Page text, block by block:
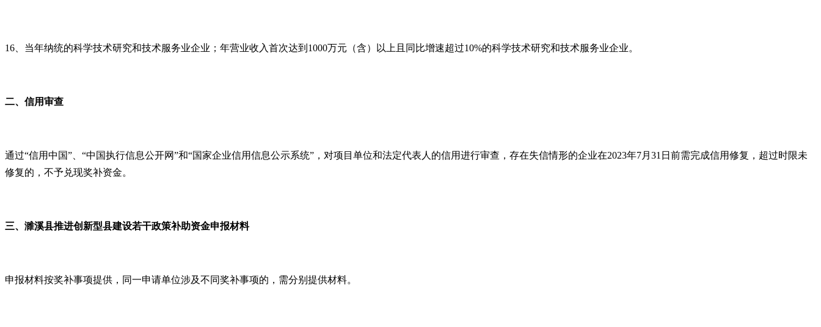
16 、当年纳统的科学技术研究和技术服务业企业；年营业收入首次达到 1000万元（含）以上且同比增速超过10%的科学技术研究和技术服务业企业。
二、信用审查
通过“信用中国”、“中国执行信息公开网”和“国家企业信用信息公示系统”，对项目单位和法定代表人的信用进行审查，存在失信情形的企业在2023年7月 31 日前需完成信用修复，超过时限未
修复的，不予兑现奖补资金。
三、濉溪县推进创新型县建设若干政策补助资金申报材料
申报材料按奖补事项提供，同一申请单位涉及不同奖补事项的，需分别提供材料。